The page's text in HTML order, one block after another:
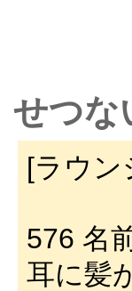
せつな
[ラウン
576 名
耳に髪